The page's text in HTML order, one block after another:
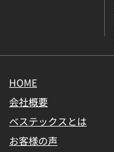
HOME
会社概要
ベステックスとは
お客様の声